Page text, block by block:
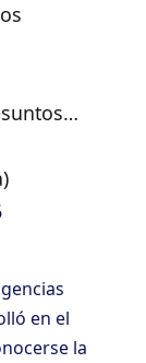
en el
la